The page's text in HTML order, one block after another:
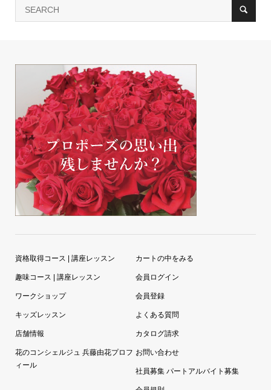
資格取得コース | 講座レッスン
趣味コース | 講座レッスン
ワークショップ
キッズレッスン
店舗情報
花のコンシェルジュ 兵藤由花プロフ
カートの中をみる
会員ログイン
よくある質問
カタログ請求
お問い合わせ
社員募集 パートアルバイト募集